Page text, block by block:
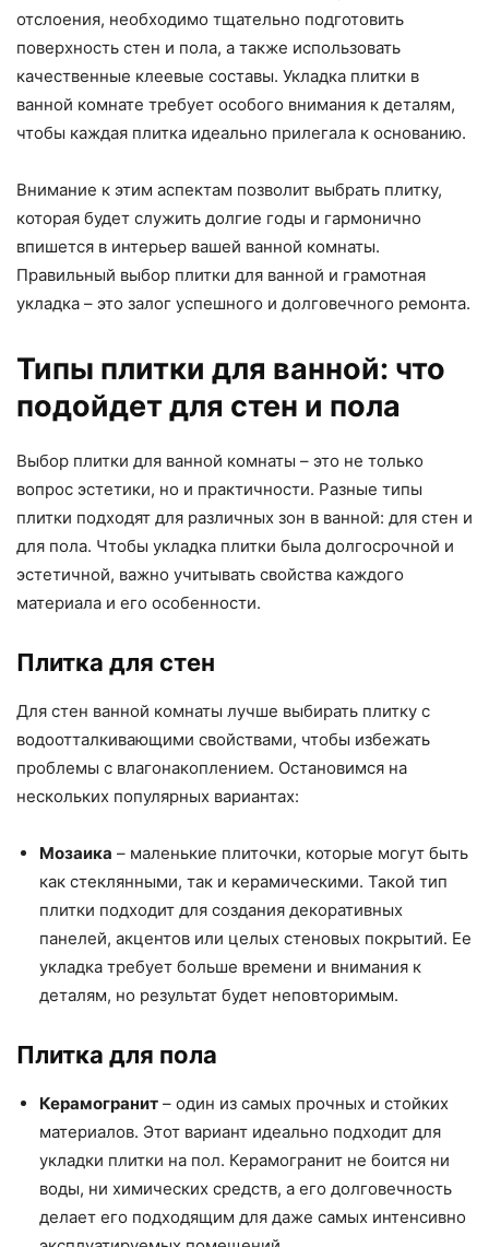
отслоения, необходимо тщательно подготовить
поверхность стен и пола, а также использовать
качественные клеевые составы. Укладка плитки в
ванной комнате требует особого внимания к деталям,
чтобы каждая плитка идеально прилегала к основанию.
Внимание к этим аспектам позволит выбрать плитку,
которая будет служить долгие годы и гармонично
впишется в интерьер вашей ванной комнаты.
Правильный выбор плитки для ванной и грамотная
укладка – это залог успешного и долговечного ремонта.
Типы плитки для ванной: что
подойдет для стен и пола
Выбор плитки для ванной комнаты – это не только
вопрос эстетики, но и практичности. Разные типы
плитки подходят для различных зон в ванной: для стен и
для пола. Чтобы укладка плитки была долгосрочной и
эстетичной, важно учитывать свойства каждого
материала и его особенности.
Плитка для стен
Для стен ванной комнаты лучше выбирать плитку с
водоотталкивающими свойствами, чтобы избежать
проблемы с влагонакоплением. Остановимся на
нескольких популярных вариантах:
Мозаика – маленькие плиточки, которые могут быть
как стеклянными, так и керамическими. Такой тип
плитки подходит для создания декоративных
панелей, акцентов или целых стеновых покрытий. Ее
укладка требует больше времени и внимания к
деталям, но результат будет неповторимым.
Плитка для пола
Керамогранит – один из самых прочных и стойких
материалов. Этот вариант идеально подходит для
укладки плитки на пол. Керамогранит не боится ни
воды, ни химических средств, а его долговечность
делает его подходящим для даже самых интенсивно